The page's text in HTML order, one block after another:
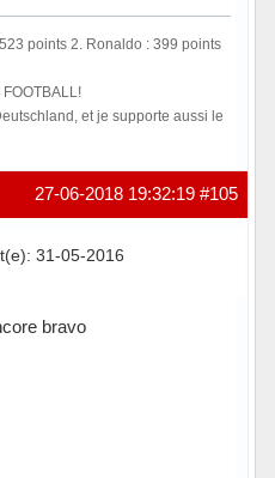
points 2. Ronaldo : 399 points
et je supporte aussi le
#105
27-06-2018 19:32:19
31-05-2016
bravo